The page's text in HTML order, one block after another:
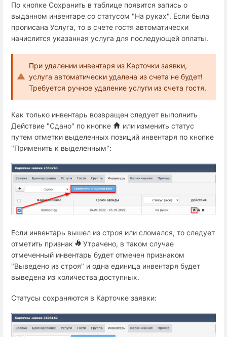
По кнопке Сохранить в таблице появится запись о
выданном инвентаре со статусом "На руках". Если была
прописана Услуга, то в счете гостя автоматически
начислится указанная услуга для последующей оплаты.
При удалении инвентаря из Карточки заявки,
услуга автоматически удалена из счета не будет!
Требуется ручное удаление услуги из счета гостя.
Как только инвентарь возвращен следует выполнить
Действие "Сдано" по кнопке
или изменить статус
путем отметки выделенных позиций инвентаря по кнопке
"Применить к выделенным":
Если инвентарь вышел из строя или сломался, то следует
отметить признак
Утрачено, в таком случае
отмеченный инвентарь будет отмечен признаком
"Выведено из строя" и одна единица инвентаря будет
выведена из количества доступных.
Статусы сохраняются в Карточке заявки: